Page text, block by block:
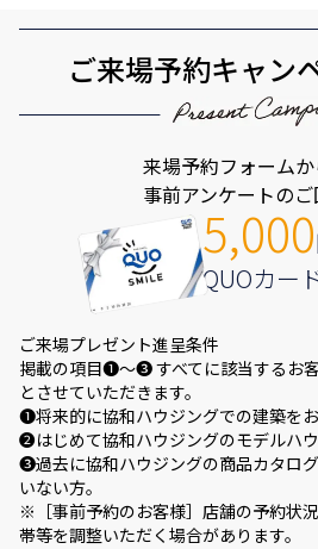
ご来場予約キャン
5,000
QUOカー
来場予約フォーム
事前アンケートの
ご来場プレゼント進呈条件
掲載の項目❶～❸ すべてに該当するお
とさせていただきます。
❶将来的に協和ハウジングでの建築をお
❷はじめて協和ハウジングのモデルハウ
❸過去に協和ハウジングの商品カタロ
いない方。
※［事前予約のお客様］店舗の予約状
帯等を調整いただく場合があります。